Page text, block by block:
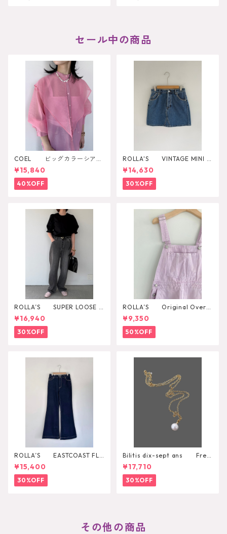
セール中の商品
COEL ビッグカラーシアー
シャツ
¥15,840
40%OFF
ROLLA'S VINTAGE MINI D
AZZLER
¥14,630
30%OFF
ROLLA’S SUPER LOOSE B
LACK STONE
¥16,940
30%OFF
ROLLA’S Original Overal
l¥9,350
50%OFF
ROLLA’S EASTCOAST FLA
RE AVA
¥15,400
30%OFF
Bilitis dix-sept ans Fres
h Pearl Pendant
¥17,710
30%OFF
その他の商品